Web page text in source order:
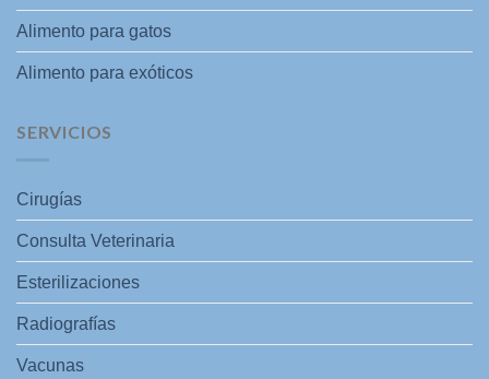
Alimento para gatos
Alimento para exóticos
SERVICIOS
Cirugías
Consulta Veterinaria
Esterilizaciones
Radiografías
Vacunas